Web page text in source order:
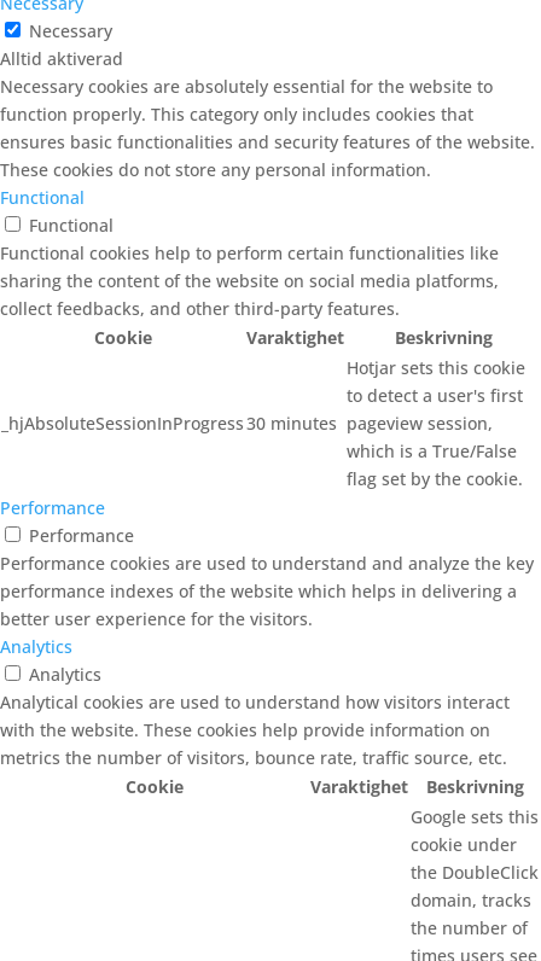
Necessary
Alltid aktiverad
Necessary cookies are absolutely essential for the website to
function properly. This category only includes cookies that
ensures basic functionalities and security features of the website.
These cookies do not store any personal information.
Functional
Functional
Functional cookies help to perform certain functionalities like
sharing the content of the website on social media platforms,
collect feedbacks, and other third-party features.
Cookie
Varaktighet Beskrivning
_hjAbsoluteSessionInProgress30 minutes
Hotjar sets this cookie
to detect a user's first
pageview session,
which is a True/False
flag set by the cookie.
Performance
Performance
Performance cookies are used to understand and analyze the key
performance indexes of the website which helps in delivering a
better user experience for the visitors.
Analytics
Analytics
Analytical cookies are used to understand how visitors interact
with the website. These cookies help provide information on
metrics the number of visitors, bounce rate, traffic source, etc.
Cookie
Varaktighet Beskrivning
Google sets this
cookie under
the DoubleClick
domain, tracks
the number of
times users see